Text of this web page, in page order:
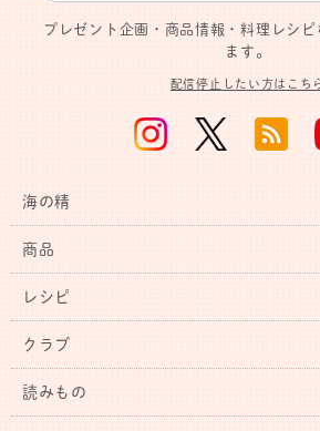
プレゼント企画・商品情報・料理レシピ
ます。
配信停止したい方はこち
海の精
商品
レシピ
クラブ
読みもの